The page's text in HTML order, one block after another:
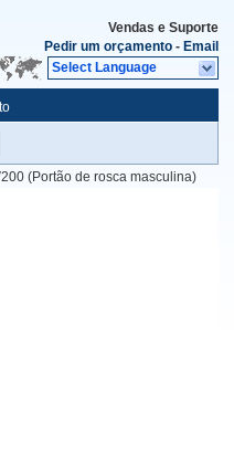
Vendas e Suporte
Pedir um orçamento - Email
Select Language
(Portão de rosca masculina)